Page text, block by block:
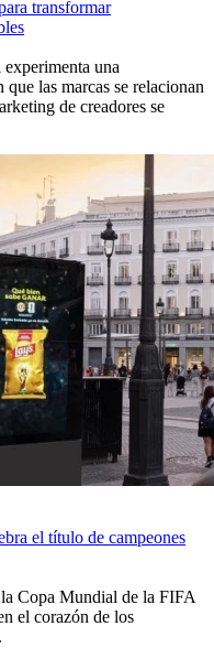
transformar
una
las marcas se relacionan
de creadores se
el título de campeones
Copa Mundial de la FIFA
el corazón de los